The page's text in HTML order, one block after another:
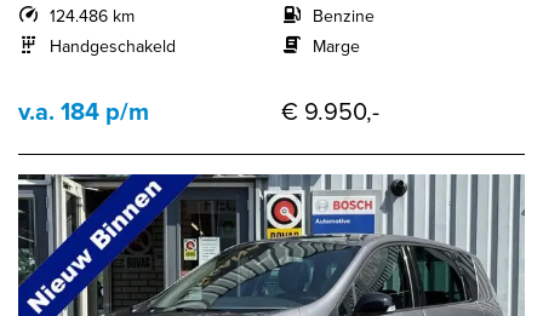
124.486 km
Handgeschakeld
Benzine
Marge
v.a. 184 p/m € 9.950,-